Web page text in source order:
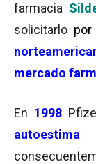
farmacia
solicitarlo
mercado
En 1998